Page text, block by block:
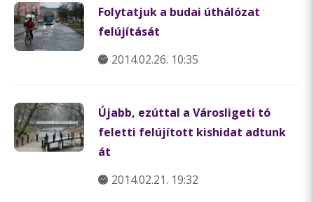
Folytatjuk a budai úthálózat
felújítását
2014.02.26. 10:35
Újabb, ezúttal a Városligeti tó
feletti felújított kishidat adtunk
át
2014.02.21. 19:32